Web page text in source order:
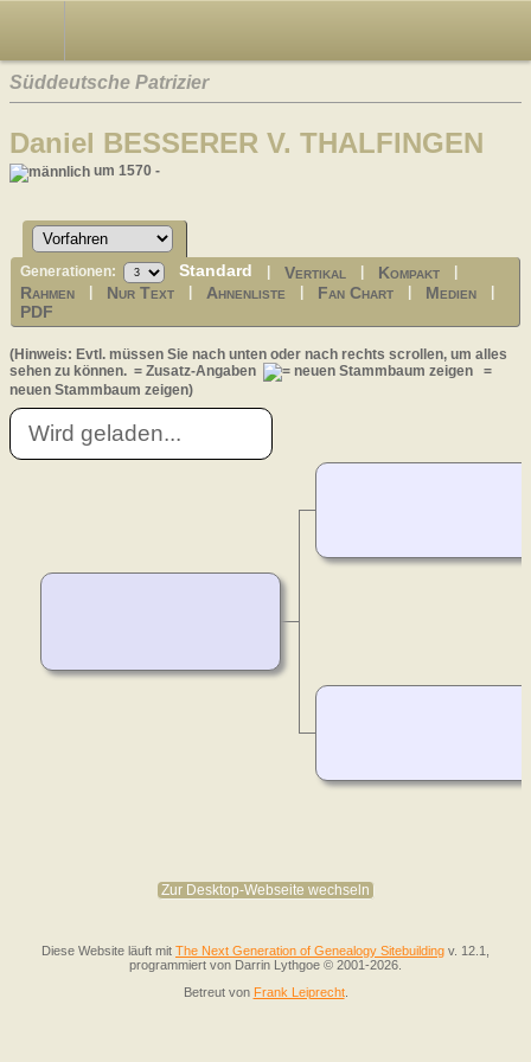
Süddeutsche Patrizier
Daniel BESSERER V. THALFINGEN
um 1570 -
Generationen: Standard |Vertikal Kompakt
Rahmen Nur Text Ahnenliste Fan Chart Medien
PDF
(Hinweis: Evtl. müssen Sie nach unten oder nach rechts scrollen, um alles
sehen zu können. = Zusatz-Angaben
=
neuen Stammbaum zeigen)
Wird geladen...
Zur Desktop-Webseite wechseln
Diese Website läuft mit The Next Generation of Genealogy Sitebuilding v. 12.1,
programmiert von Darrin Lythgoe © 2001-2026.
Betreut von Frank Leiprecht.